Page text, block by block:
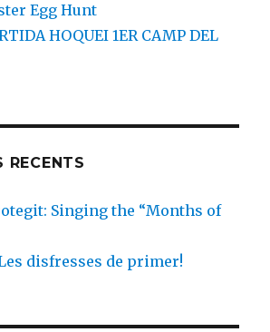
Egg Hunt
HOQUEI 1ER CAMP DEL
RECENTS
Singing the “Months of
disfresses de primer!